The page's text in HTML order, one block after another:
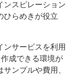
ンスピレーション
ひらめきが役立
ンサービスを利用
成できる環境が
ンプルや費用、